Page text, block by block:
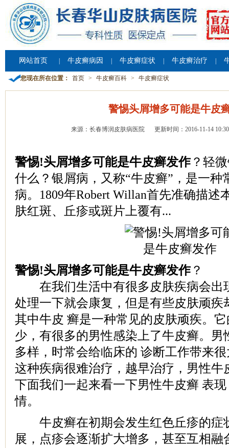
网站首页 牛皮癣病因 牛皮癣症状 牛皮癣治疗
您现在所在位置： 首页 > 牛皮癣百科 > 牛皮癣症状
警惕头屑增多可能是牛皮
来源：长春博润皮肤病医院 更新时间：2016-11-14
警惕!头屑增多可能是牛皮癣发作？轻
什么？银屑病，又称“牛皮癣”，是一种
病。1809年Robert Willan首先准确描述
肤红斑、丘疹或斑片上覆有...
警惕!头屑增多可能是牛皮癣发作？
在我们生活中有很多皮肤疾病会出
处理一下就会康复，但是有些皮肤顽疾
其中牛皮 癣是一种常见的皮肤顽疾。
少，有很多的男性感染上了牛皮癣。男
多样，时常会给临床的 诊断工作带来
这种疾病很难治疗，越早治疗，男性牛
下面我们一起来看一下男性牛皮癣 表
情。
牛皮癣在初期会发生红色丘疹的症
展，点疹会逐渐扩大增多，甚至互相融